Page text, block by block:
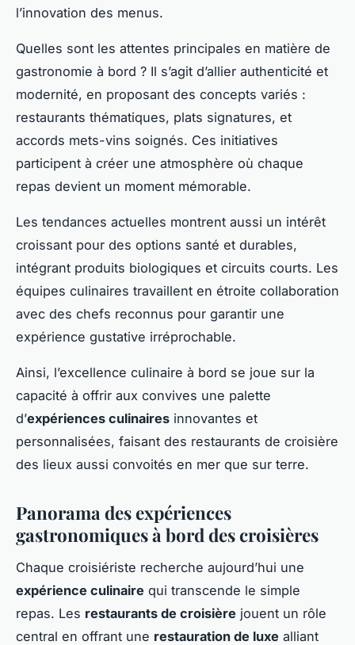
l’innovation des menus.
Quelles sont les attentes principales en matière de
gastronomie à bord ? Il s’agit d’allier authenticité et
modernité, en proposant des concepts variés :
restaurants thématiques, plats signatures, et
accords mets-vins soignés. Ces initiatives
participent à créer une atmosphère où chaque
repas devient un moment mémorable.
Les tendances actuelles montrent aussi un intérêt
croissant pour des options santé et durables,
intégrant produits biologiques et circuits courts. Les
équipes culinaires travaillent en étroite collaboration
avec des chefs reconnus pour garantir une
expérience gustative irréprochable.
Ainsi, l’excellence culinaire à bord se joue sur la
capacité à offrir aux convives une palette
d’expériences culinaires innovantes et
personnalisées, faisant des restaurants de croisière
des lieux aussi convoités en mer que sur terre.
Panorama des expériences
gastronomiques à bord des croisières
Chaque croisiériste recherche aujourd’hui une
expérience culinaire qui transcende le simple
repas. Les restaurants de croisière jouent un rôle
central en offrant une restauration de luxe alliant